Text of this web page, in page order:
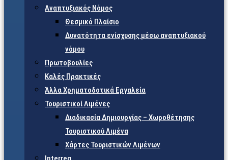
Αναπτυξιακός Νόμος
Θεσμικό Πλαίσιο
Δυνατότητα ενίσχυσης μέσω αναπτυξιακού
νόμου
Πρωτοβουλίες
Καλές Πρακτικές
Άλλα Χρηματοδοτικά Εργαλεία
Τουριστικοί Λιμένες
Διαδικασία Δημιουργίας – Χωροθέτησης
Τουριστικού Λιμένα
Χάρτες Τουριστικών Λιμένων